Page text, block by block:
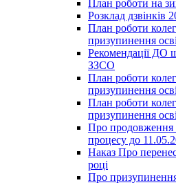
План роботи на
Розклад дзвінків
План роботи
призупинення
Рекомендації ДО
ЗЗСО
План роботи
призупинення
План роботи
призупинення
Про продовження
процесу до
Наказ Про
році
Про